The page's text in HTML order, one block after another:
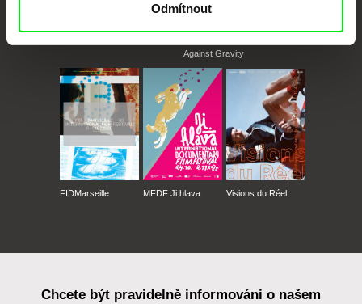
Odmítnout
Against Gravity
FIDMarseille MFDF Ji.hlava Visions du Réel
Chcete být pravidelně informováni o našem